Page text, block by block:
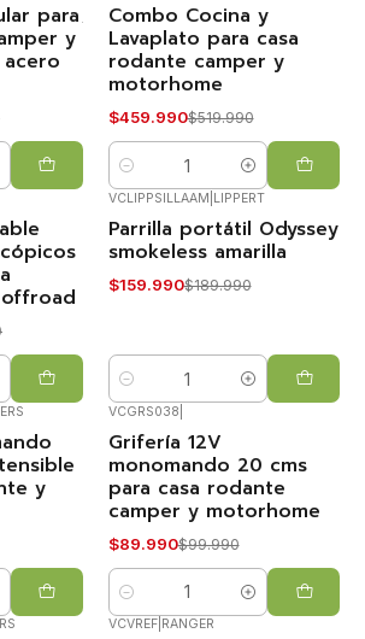
para
y
-12%
OFF
Combo Cocina y
Lavaplato para casa
rodante camper y
motorhome
$459.990$519.990
Cantidad
-16%
OFF
VCLIPPSILLAAM LIPPERT
Parrilla portátil Odyssey
smokeless amarilla
$159.990$189.990
Cantidad
y
-10%
OFF
VCGRS038
Grifería 12V
monomando 20 cms
para casa rodante
camper y motorhome
$89.990$99.990
Cantidad
VCVREF| RANGER